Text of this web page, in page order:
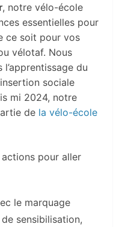
, notre vélo-école
essentielles pour
ce soit pour vos
vélotaf. Nous
du
sociale
mi 2024, notre
de la vélo-école
actions pour aller
le marquage
sensibilisation,